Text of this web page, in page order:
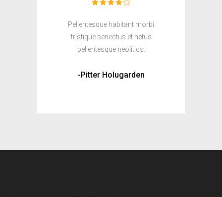
Pellentesque habitant morbi
tristique senectus et netus
pellentesque neolitics.
-Pitter Holugarden